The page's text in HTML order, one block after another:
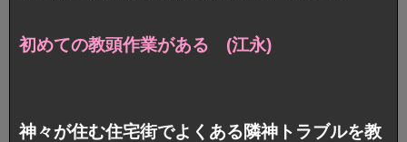
初めての教頭作業がある (江永)
神々が住む住宅街でよくある隣神トラブルを教